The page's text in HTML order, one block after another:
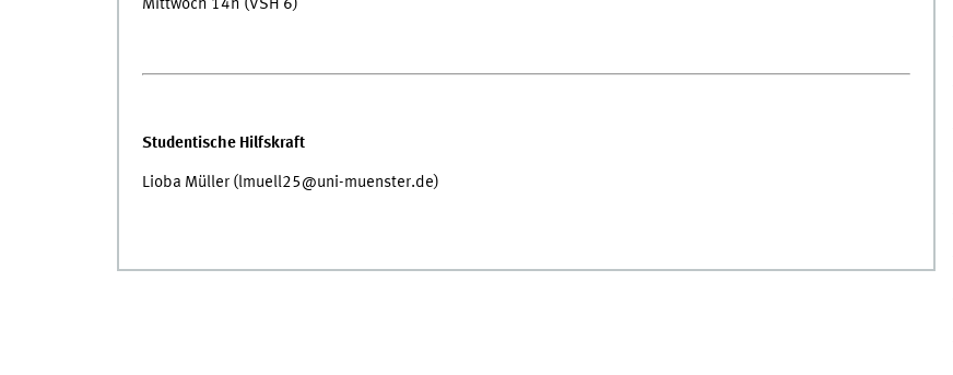
Mittwoch 14h (VSH 6)
Studentische Hilfskraft
Lioba Müller (lmuell25@uni-muenster.de)